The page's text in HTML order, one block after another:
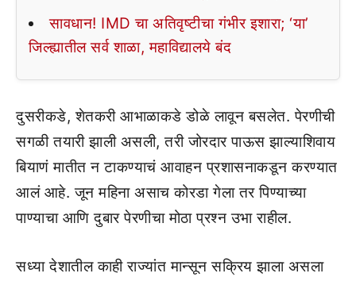
सावधान! IMD चा अतिवृष्टीचा गंभीर इशारा; ‘या’
जिल्ह्यातील सर्व शाळा, महाविद्यालये बंद
दुसरीकडे, शेतकरी आभाळाकडे डोळे लावून बसलेत. पेरणीची
सगळी तयारी झाली असली, तरी जोरदार पाऊस झाल्याशिवाय
बियाणं मातीत न टाकण्याचं आवाहन प्रशासनाकडून करण्यात
आलं आहे. जून महिना असाच कोरडा गेला तर पिण्याच्या
पाण्याचा आणि दुबार पेरणीचा मोठा प्रश्न उभा राहील.
सध्या देशातील काही राज्यांत मान्सून सक्रिय झाला असला